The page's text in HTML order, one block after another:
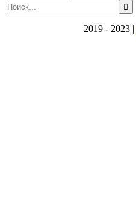
2019 - 2023 |